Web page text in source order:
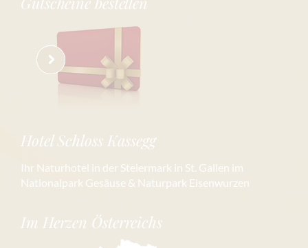
Hotel Schloss Kassegg
Ihr Naturhotel in der Steiermark in St. Gallen im
Nationalpark Gesäuse & Naturpark Eisenwurzen
Im Herzen Österreichs